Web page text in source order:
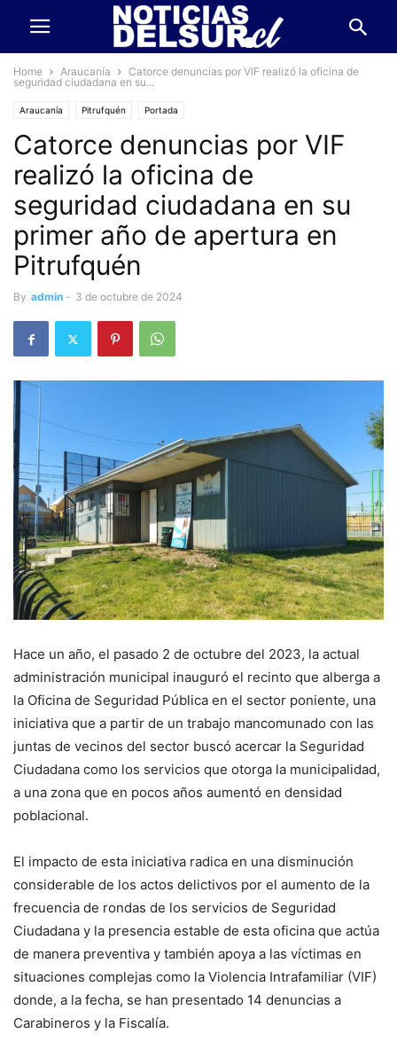
Home Araucanía
Catorce denuncias por VIF realizó la oficina de
seguridad ciudadana en su...
Araucanía Pitrufquén Portada
Catorce denuncias por VIF
realizó la oficina de
seguridad ciudadana en su
primer año de apertura en
Pitrufquén
By admin - 3 de octubre de 2024
Hace un año, el pasado 2 de octubre del 2023, la actual
administración municipal inauguró el recinto que alberga a
la Oficina de Seguridad Pública en el sector poniente, una
iniciativa que a partir de un trabajo mancomunado con las
juntas de vecinos del sector buscó acercar la Seguridad
Ciudadana como los servicios que otorga la municipalidad,
a una zona que en pocos años aumentó en densidad
poblacional.
El impacto de esta iniciativa radica en una disminución
considerable de los actos delictivos por el aumento de la
frecuencia de rondas de los servicios de Seguridad
Ciudadana y la presencia estable de esta oficina que actúa
de manera preventiva y también apoya a las víctimas en
situaciones complejas como la Violencia Intrafamiliar (VIF)
donde, a la fecha, se han presentado 14 denuncias a
Carabineros y la Fiscalía.